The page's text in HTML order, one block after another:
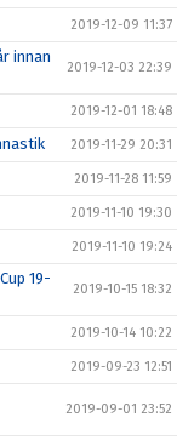
2019-12-09 11:37
innan
2019-12-03 22:39
2019-12-01 18:48
2019-11-29 20:31
2019-11-28 11:59
2019-11-10 19:30
2019-11-10 19:24
19-
2019-10-15 18:32
2019-10-14 10:22
2019-09-23 12:51
2019-09-01 23:52